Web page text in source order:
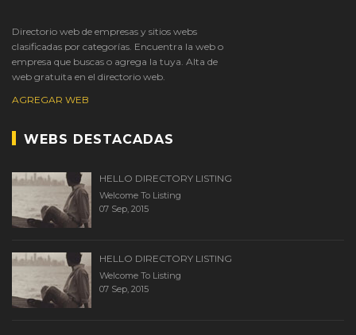
Directorio web de empresas y sitios webs
clasificadas por categorías. Encuentra la web o
empresa que buscas o agrega la tuya. Alta de
web gratuita en el directorio web.
AGREGAR WEB
WEBS DESTACADAS
HELLO DIRECTORY LISTING
Welcome To Listing
07 Sep, 2015
HELLO DIRECTORY LISTING
Welcome To Listing
07 Sep, 2015